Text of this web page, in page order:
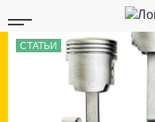
СТАТЬИ